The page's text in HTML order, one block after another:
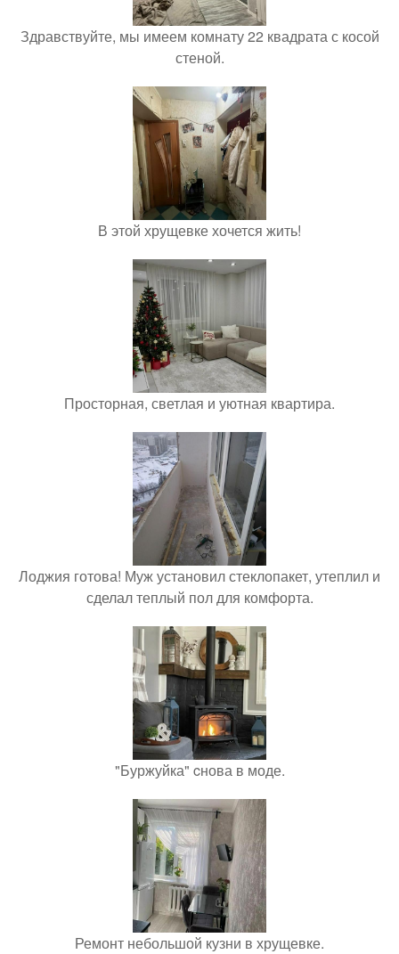
Здравствуйте, мы имеем комнату 22 квадрата с косой
стеной.
В этой хрущевке хочется жить!
Просторная, светлая и уютная квартира.
Лоджия готова! Муж установил стеклопакет, утеплил и
сделал теплый пол для комфорта.
"Буржуйка" cнова в моде.
Ремонт небольшой кузни в хрущевке.